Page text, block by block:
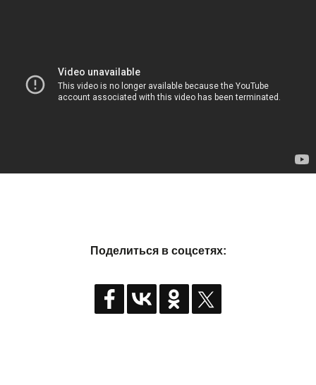
Поделиться в соцсетях: